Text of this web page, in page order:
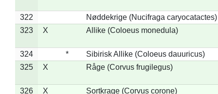
322
Nøddekrige (Nucifraga caryocatactes)
323
X Allike (Coloeus monedula)
324 *
Sibirisk Allike (Coloeus dauuricus)
325
X Råge (Corvus frugilegus)
326 X Sortkrage (Corvus corone)